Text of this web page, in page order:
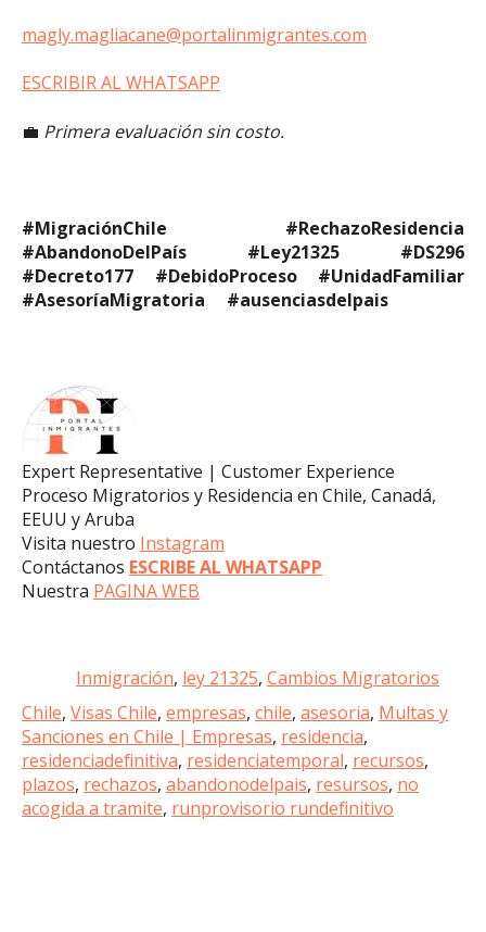
magly.magliacane@portalinmigrantes.com
ESCRIBIR AL WHATSAPP
💼 Primera evaluación sin costo.
#MigraciónChile #RechazoResidencia
#AbandonoDelPaís #Ley21325 #DS296
#Decreto177 #DebidoProceso #UnidadFamiliar
#AsesoríaMigratoria #ausenciasdelpais
Expert Representative | Customer Experience
Proceso Migratorios y Residencia en Chile, Canadá,
EEUU y Aruba
Visita nuestro Instagram
Contáctanos ESCRIBE AL WHATSAPP
Nuestra PAGINA WEB
Inmigración, ley 21325, Cambios Migratorios
Chile, Visas Chile, empresas, chile, asesoria, Multas y
Sanciones en Chile | Empresas, residencia,
residenciadefinitiva, residenciatemporal, recursos,
plazos, rechazos, abandonodelpais, resursos, no
acogida a tramite, runprovisorio rundefinitivo